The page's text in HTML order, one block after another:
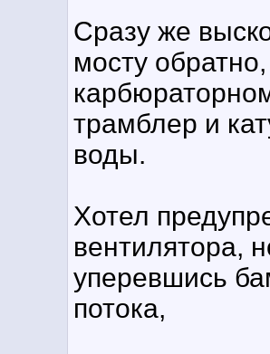
Сразу же
мосту
трамблер и
воды.
Хотел
вентилятора,
уперевшись
потока,